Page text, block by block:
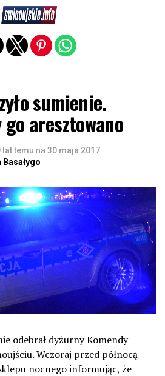
sumienie.
go aresztowano
lat temu na 30 maja 2017
odebrał dyżurny Komendy
Wczoraj przed północą
nocnego informując, że
mobile version